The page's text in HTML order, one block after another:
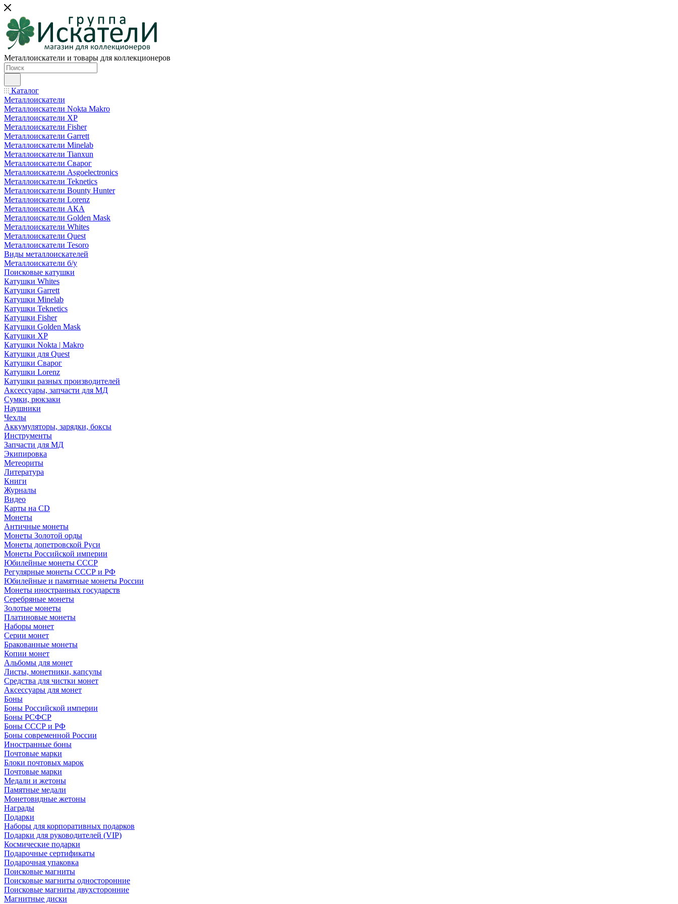
Металлоискатели и товары для коллекционеров
Каталог
Металлоискатели
Металлоискатели Nokta Makro
Металлоискатели XP
Металлоискатели Fisher
Металлоискатели Garrett
Металлоискатели Minelab
Металлоискатели Tianxun
Металлоискатели Сварог
Металлоискатели Asgoelectronics
Металлоискатели Teknetics
Металлоискатели Bounty Hunter
Металлоискатели Lorenz
Металлоискатели АКА
Металлоискатели Golden Mask
Металлоискатели Whites
Металлоискатели Quest
Металлоискатели Tesoro
Виды металлоискателей
Металлоискатели б/у
Поисковые катушки
Катушки Whites
Катушки Garrett
Катушки Minelab
Катушки Teknetics
Катушки Fisher
Катушки Golden Mask
Катушки XP
Катушки Nokta | Makro
Катушки для Quest
Катушки Сварог
Катушки Lorenz
Катушки разных производителей
Аксессуары, запчасти для МД
Сумки, рюкзаки
Наушники
Чехлы
Аккумуляторы, зарядки, боксы
Инструменты
Запчасти для МД
Экипировка
Метеориты
Литература
Книги
Журналы
Видео
Карты на CD
Монеты
Античные монеты
Монеты Золотой орды
Монеты допетровской Руси
Монеты Российской империи
Юбилейные монеты СССР
Регулярные монеты СССР и РФ
Юбилейные и памятные монеты России
Монеты иностранных государств
Серебряные монеты
Золотые монеты
Платиновые монеты
Наборы монет
Серии монет
Бракованные монеты
Копии монет
Альбомы для монет
Листы, монетники, капсулы
Средства для чистки монет
Аксессуары для монет
Боны
Боны Российской империи
Боны РСФСР
Боны СССР и РФ
Боны современной России
Иностранные боны
Почтовые марки
Блоки почтовых марок
Почтовые марки
Медали и жетоны
Памятные медали
Монетовидные жетоны
Награды
Подарки
Наборы для корпоративных подарков
Подарки для руководителей (VIP)
Космические подарки
Подарочные сертификаты
Подарочная упаковка
Поисковые магниты
Поисковые магниты односторонние
Поисковые магниты двухсторонние
Магнитные диски